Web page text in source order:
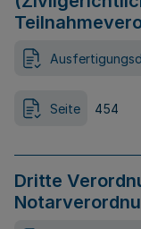
Seite 454
Dritte